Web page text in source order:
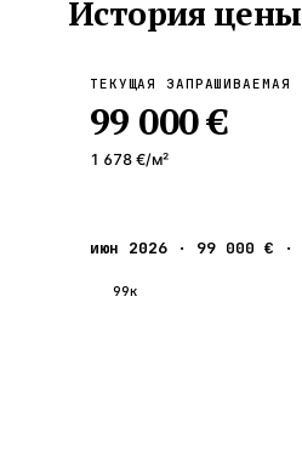
История цены
ТЕКУЩАЯ ЗАПРАШИВАЕМАЯ
99 000 €
1 678 €/м²
июн 2026 · 99 000 € ·
99к